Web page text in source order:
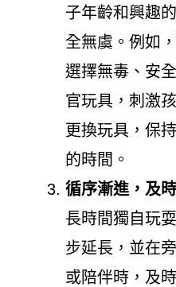
子年齡和興趣
全無虞。例如
選擇無毒、安
官玩具，刺激
更換玩具，保
的時間。
循序漸進，及
長時間獨自玩
步延長，並在
或陪伴時，及